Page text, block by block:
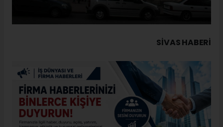
SIVAS HABERİ